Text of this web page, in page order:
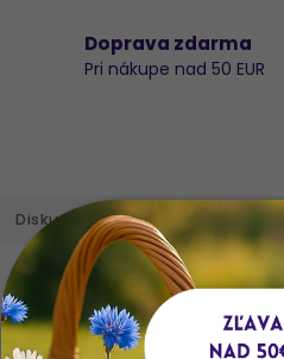
Doprava zdarma
Pri nákupe nad 50 EUR
Diskusia